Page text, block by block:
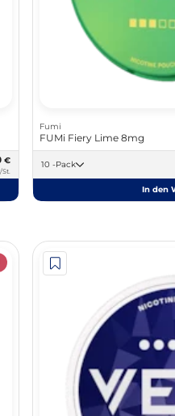
€
St.
Fumi
FUMi Fiery Lime 8mg
10 -Pack
In den